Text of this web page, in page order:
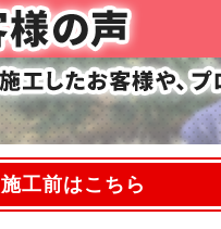
施工前はこちら